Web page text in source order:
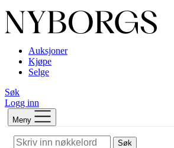
Auksjoner
Kjøpe
Selge
Søk
Logg inn
Meny
Søk